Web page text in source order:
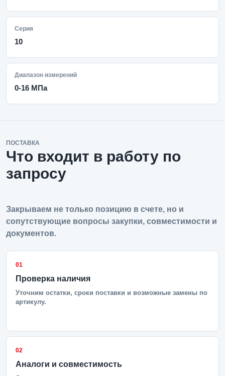
Серия
10
Диапазон измерений
0-16 МПа
ПОСТАВКА
Что входит в работу по
запросу
Закрываем не только позицию в счете, но и
сопутствующие вопросы закупки, совместимости и
документов.
01
Проверка наличия
Уточним остатки, сроки поставки и возможные замены по
артикулу.
02
Аналоги и совместимость